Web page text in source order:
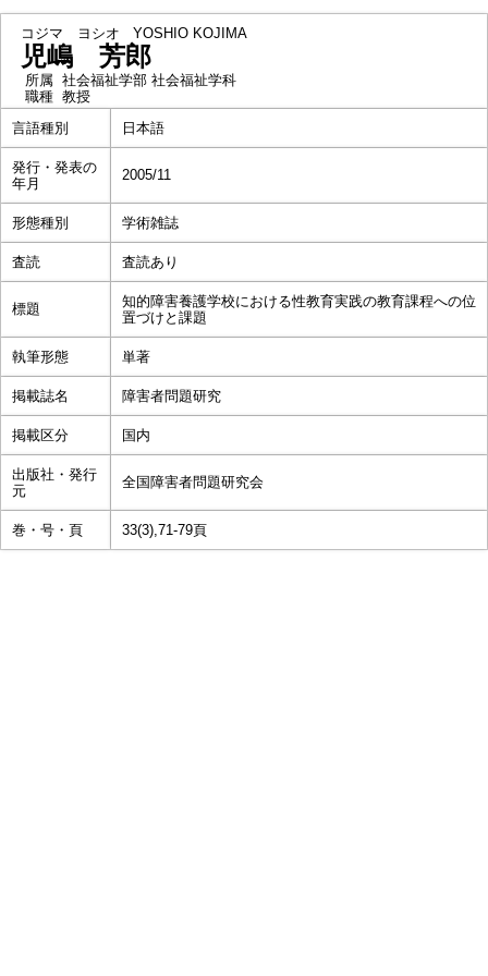
コジマ ヨシオ YOSHIO KOJIMA
児嶋 芳郎
所属 社会福祉学部 社会福祉学科
職種 教授
言語種別
日本語
発行・発表の
年月
2005/11
形態種別 学術雑誌
査読 査読あり
標題
知的障害養護学校における性教育実践の教育課程への位
置づけと課題
執筆形態 単著
掲載誌名 障害者問題研究
掲載区分 国内
出版社・発行
元
全国障害者問題研究会
巻・号・頁 33(3),71-79頁